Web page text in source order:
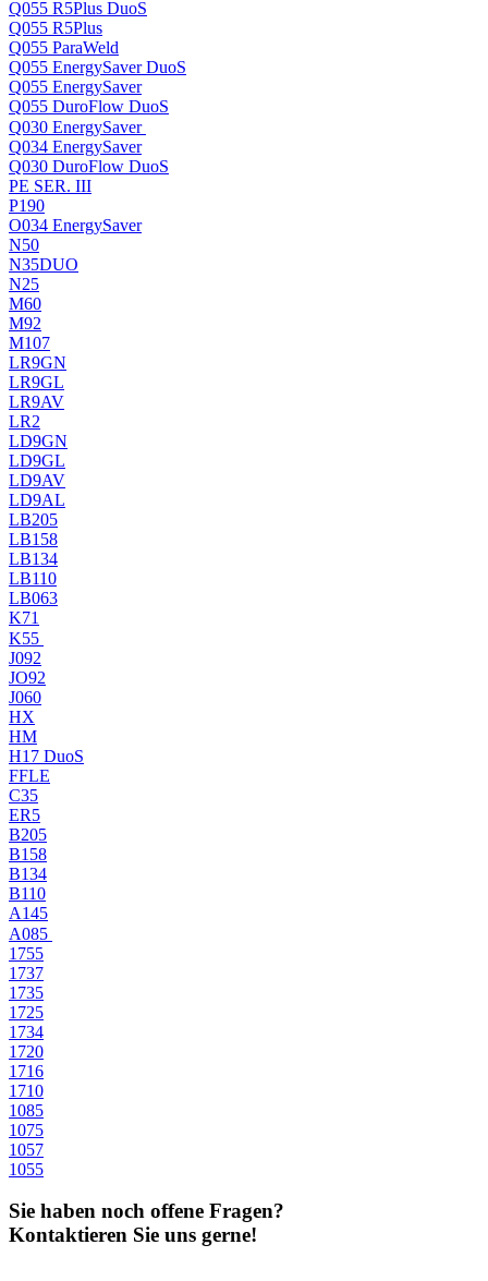
Q055 R5Plus DuoS
Q055 R5Plus
Q055 ParaWeld
Q055 EnergySaver DuoS
Q055 EnergySaver
Q055 DuroFlow DuoS
Q030 EnergySaver
Q034 EnergySaver
Q030 DuroFlow DuoS
PE SER. III
P190
O034 EnergySaver
N50
N35DUO
N25
M60
M92
M107
LR9GN
LR9GL
LR9AV
LR2
LD9GN
LD9GL
LD9AV
LD9AL
LB205
LB158
LB134
LB110
LB063
K71
K55
J092
JO92
J060
HX
HM
H17 DuoS
FFLE
C35
ER5
B205
B158
B134
B110
A145
A085
1755
1737
1735
1725
1734
1720
1716
1710
1085
1075
1057
1055
Sie haben noch offene Fragen?
Kontaktieren Sie uns gerne!